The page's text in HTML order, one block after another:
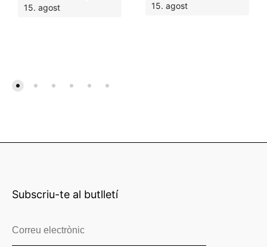
15. agost
15. agost
Subscriu-te al butlletí